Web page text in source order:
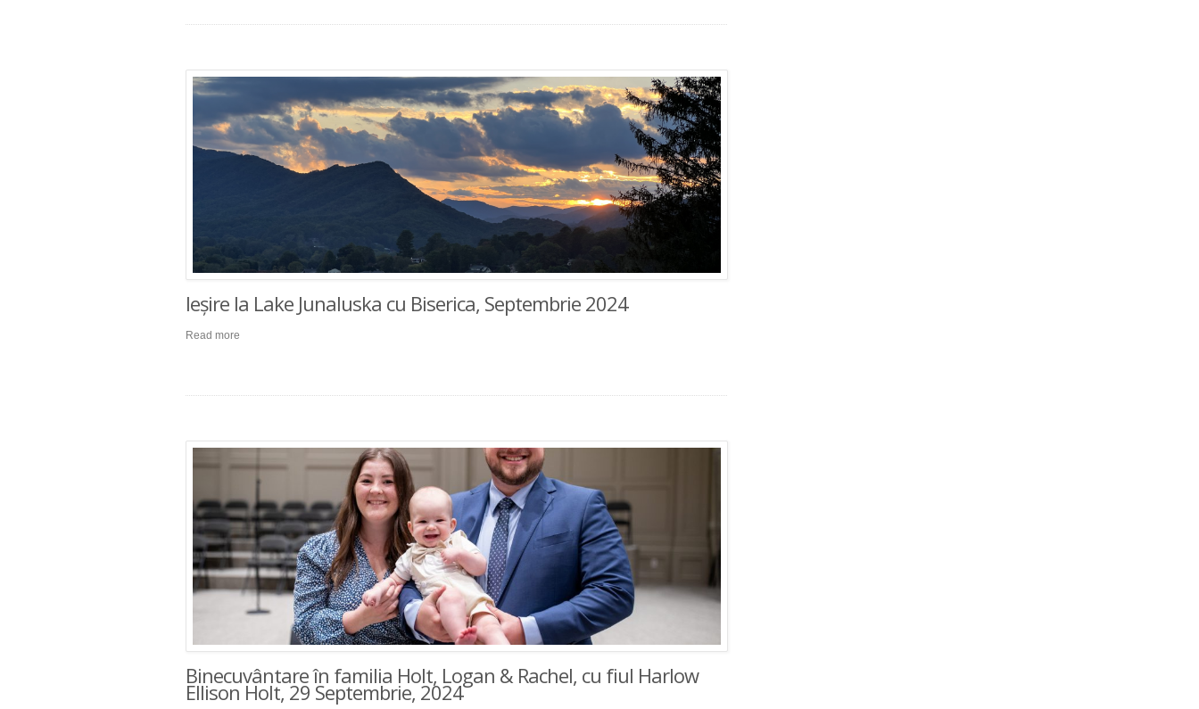
Ieșire la Lake Junaluska cu Biserica, Septembrie 2024
Read more
Binecuvântare în familia Holt, Logan & Rachel, cu fiul Harlow
Ellison Holt, 29 Septembrie, 2024